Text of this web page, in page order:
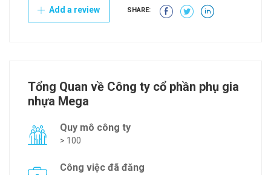
Add a review SHARE:
Tổng Quan về Công ty cổ phần phụ gia
nhựa Mega
Quy mô công ty
> 100
Công việc đã đăng